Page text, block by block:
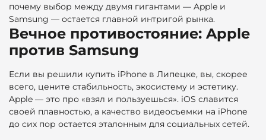
почему выбор между двумя гигантами — Apple и
Samsung — остается главной интригой рынка.
Вечное противостояние: Apple
против Samsung
Если вы решили купить iPhone в Липецке, вы, скорее
всего, цените стабильность, экосистему и эстетику.
Apple — это про «взял и пользуешься». iOS славится
своей плавностью, а качество видеосъемки на iPhone
до сих пор остается эталонным для социальных сетей.